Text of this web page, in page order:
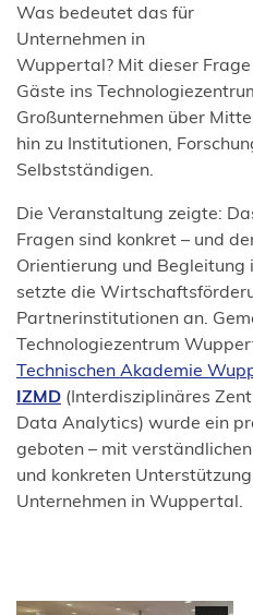
Was bedeutet das für
Unternehmen in
Wuppertal? Mit dieser
Gäste ins
Großunternehmen über
hin zu Institutionen,
Selbstständigen.
Die Veranstaltung zeigte:
Fragen sind konkret – und
Orientierung und Begleitung
setzte die
Partnerinstitutionen an.
Technologiezentrum
(Öffnet
einem
neuen
Tab)
(Öffnet
einem
neuen
Tab)
Technischen Akademie
(Öffnet
einem
neuen
Tab)
IZMD
(Öffnet
einem
neuen
Tab)
(Interdisziplinäres
Data Analytics) wurde ein
geboten – mit
und konkreten
Unternehmen in Wuppertal.